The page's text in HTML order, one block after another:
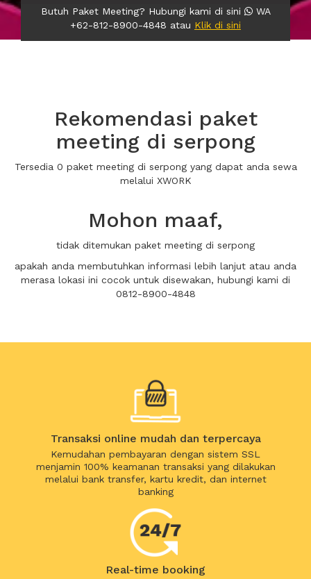
Butuh Paket Meeting? Hubungi kami di sini
WA
+62-812-8900-4848 atau Klik di sini
Rekomendasi paket
meeting di serpong
Tersedia 0 paket meeting di serpong yang dapat anda sewa
melalui XWORK
Mohon maaf,
tidak ditemukan paket meeting di serpong
apakah anda membutuhkan informasi lebih lanjut atau anda
merasa lokasi ini cocok untuk disewakan, hubungi kami di
0812-8900-4848
Transaksi online mudah dan terpercaya
Kemudahan pembayaran dengan sistem SSL
menjamin 100% keamanan transaksi yang dilakukan
melalui bank transfer, kartu kredit, dan internet
banking
Real-time booking